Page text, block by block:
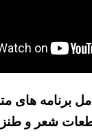
برنامه های
شعر و طنز